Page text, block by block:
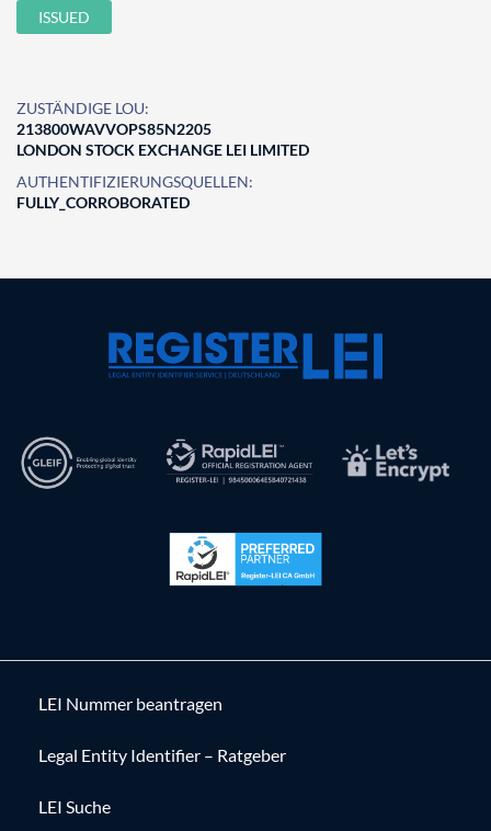
ISSUED
ZUSTÄNDIGE LOU:
213800WAVVOPS85N2205
LONDON STOCK EXCHANGE LEI LIMITED
AUTHENTIFIZIERUNGSQUELLEN:
FULLY_CORROBORATED
LEI Nummer beantragen
Legal Entity Identifier – Ratgeber
LEI Suche